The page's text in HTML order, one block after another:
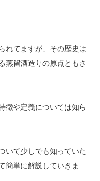
れてますが、その歴史は
蒸留酒造りの原点ともさ
徴や定義については知ら
いて少しでも知っていた
簡単に解説していきま